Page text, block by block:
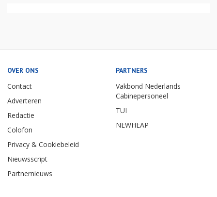
OVER ONS
Contact
Adverteren
Redactie
Colofon
Privacy & Cookiebeleid
Nieuwsscript
Partnernieuws
PARTNERS
Vakbond Nederlands
Cabinepersoneel
TUI
NEWHEAP